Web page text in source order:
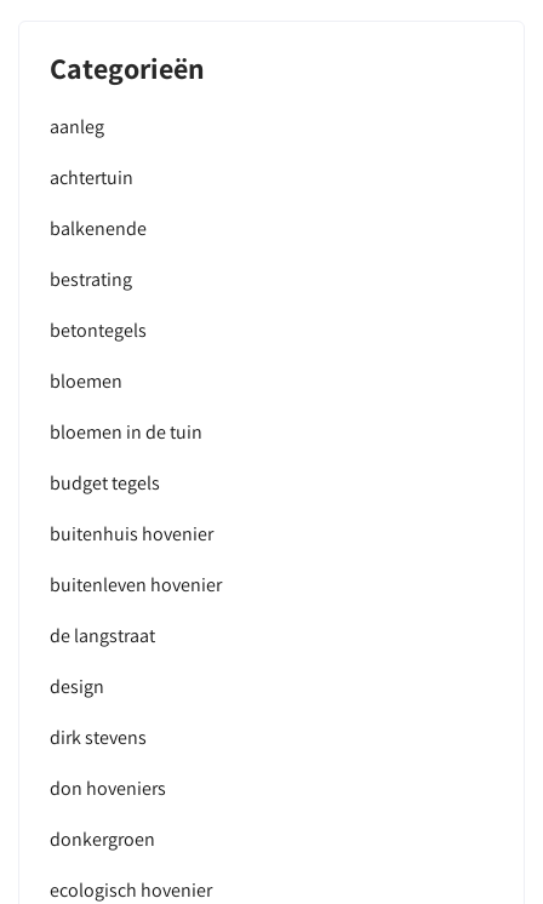
Categorieën
aanleg
achtertuin
balkenende
bestrating
betontegels
bloemen
bloemen in de tuin
budget tegels
buitenhuis hovenier
buitenleven hovenier
de langstraat
design
dirk stevens
don hoveniers
donkergroen
ecologisch hovenier